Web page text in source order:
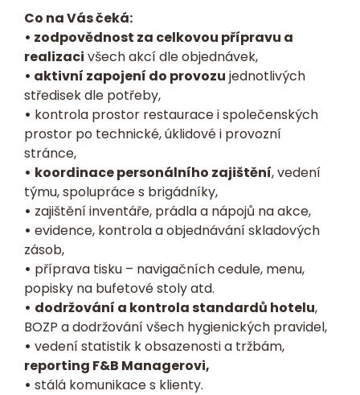
Co na Vás čeká:
• zodpovědnost za celkovou přípravu a
realizaci všech akcí dle objednávek,
• aktivní zapojení do provozu jednotlivých
středisek dle potřeby,
• kontrola prostor restaurace i společenských
prostor po technické, úklidové i provozní
stránce,
• koordinace personálního zajištění, vedení
týmu, spolupráce s brigádníky,
• zajištění inventáře, prádla a nápojů na akce,
• evidence, kontrola a objednávání skladových
zásob,
• příprava tisku – navigačních cedule, menu,
popisky na bufetové stoly atd.
• dodržování a kontrola standardů hotelu,
BOZP a dodržování všech hygienických pravidel,
• vedení statistik k obsazenosti a tržbám,
reporting F&B Managerovi,
• stálá komunikace s klienty.